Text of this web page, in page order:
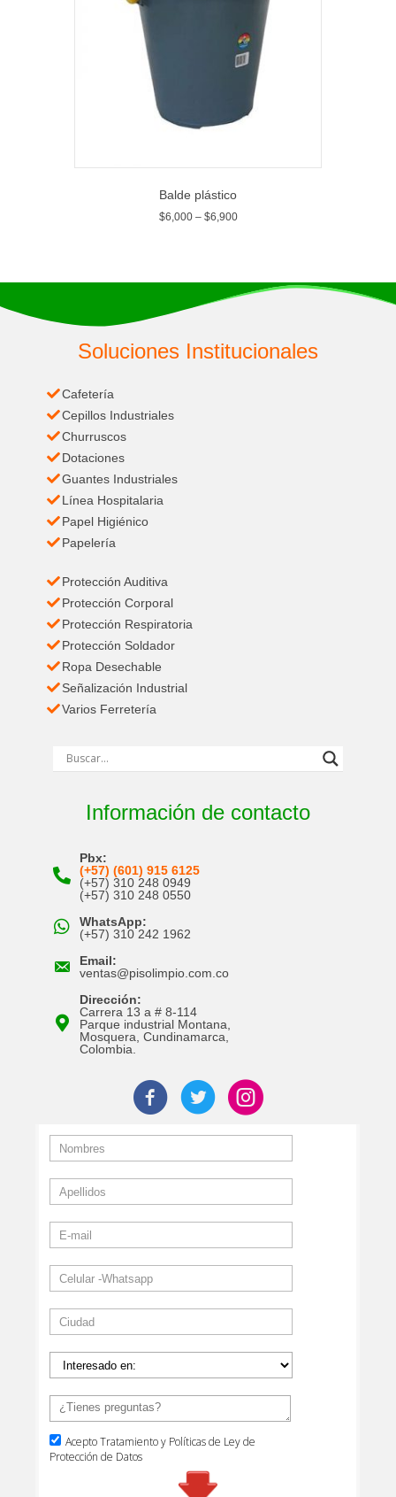
Balde plástico
$6,000– $6,900
Soluciones Institucionales
Cafetería
Cepillos Industriales
Churruscos
Dotaciones
Guantes Industriales
Línea Hospitalaria
Papel Higiénico
Papelería
Protección Auditiva
Protección Corporal
Protección Respiratoria
Protección Soldador
Ropa Desechable
Señalización Industrial
Varios Ferretería
Información de contacto
Pbx:
(+57) (601) 915 6125
(+57) 310 248 0949
(+57) 310 248 0550
WhatsApp:
(+57) 310 242 1962
Email:
ventas@pisolimpio.com.co
Dirección:
Carrera 13 a # 8-114
Parque industrial Montana,
Mosquera, Cundinamarca,
Colombia.